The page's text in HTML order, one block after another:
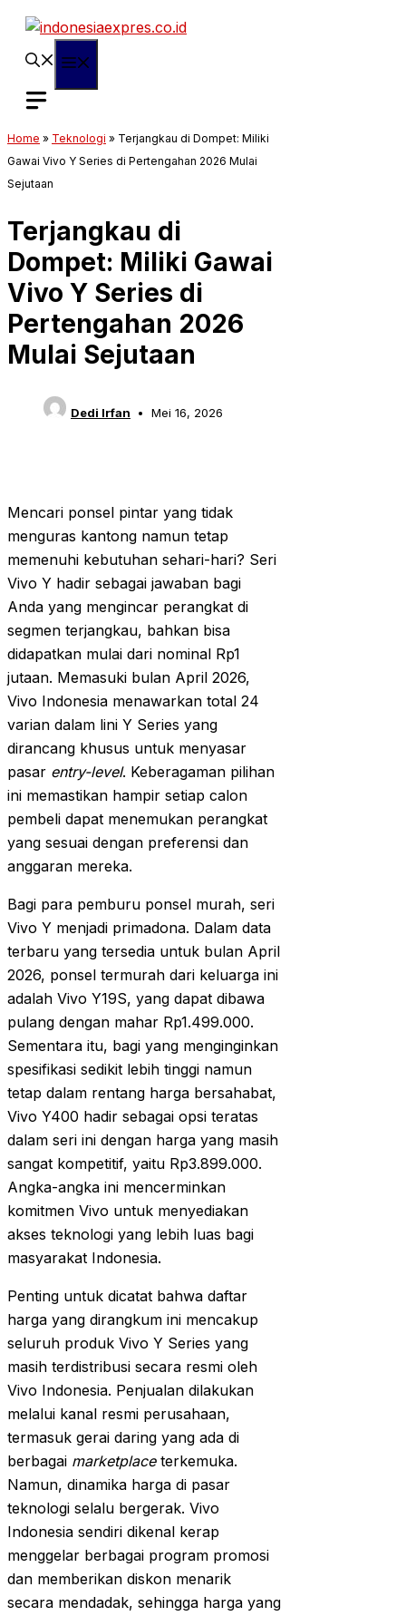
Langsung
Home » Teknologi » Terjangkau di Dompet: Miliki
Gawai Vivo Y Series di Pertengahan 2026 Mulai
Sejutaan
Terjangkau di
Dompet: Miliki Gawai
Vivo Y Series di
Pertengahan 2026
Mulai Sejutaan
Dedi Irfan Mei 16, 2026
Mencari ponsel pintar yang tidak
menguras kantong namun tetap
memenuhi kebutuhan sehari-hari? Seri
Vivo Y hadir sebagai jawaban bagi
Anda yang mengincar perangkat di
segmen terjangkau, bahkan bisa
didapatkan mulai dari nominal Rp1
jutaan. Memasuki bulan April 2026,
Vivo Indonesia menawarkan total 24
varian dalam lini Y Series yang
dirancang khusus untuk menyasar
pasar entry-level. Keberagaman pilihan
ini memastikan hampir setiap calon
pembeli dapat menemukan perangkat
yang sesuai dengan preferensi dan
anggaran mereka.
Bagi para pemburu ponsel murah, seri
Vivo Y menjadi primadona. Dalam data
terbaru yang tersedia untuk bulan April
2026, ponsel termurah dari keluarga ini
adalah Vivo Y19S, yang dapat dibawa
pulang dengan mahar Rp1.499.000.
Sementara itu, bagi yang menginginkan
spesifikasi sedikit lebih tinggi namun
tetap dalam rentang harga bersahabat,
Vivo Y400 hadir sebagai opsi teratas
dalam seri ini dengan harga yang masih
sangat kompetitif, yaitu Rp3.899.000.
Angka-angka ini mencerminkan
komitmen Vivo untuk menyediakan
akses teknologi yang lebih luas bagi
masyarakat Indonesia.
Penting untuk dicatat bahwa daftar
harga yang dirangkum ini mencakup
seluruh produk Vivo Y Series yang
masih terdistribusi secara resmi oleh
Vivo Indonesia. Penjualan dilakukan
melalui kanal resmi perusahaan,
termasuk gerai daring yang ada di
berbagai marketplaceterkemuka.
Namun, dinamika harga di pasar
teknologi selalu bergerak. Vivo
Indonesia sendiri dikenal kerap
menggelar berbagai program promosi
dan memberikan diskon menarik
secara mendadak, sehingga harga yang